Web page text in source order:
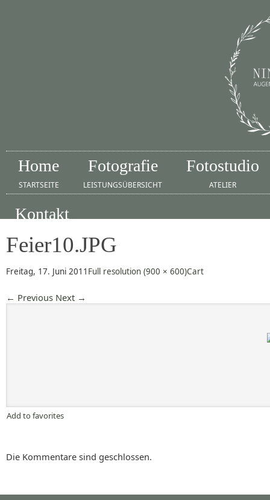
Home
STARTSEITE
Fotografie
LEISTUNGSÜBERSICHT
Fotostudio
ATELIER
Kontakt
Feier10.JPG
Freitag, 17. Juni 2011 Full resolution (900 × 600)Cart
← Previous Next →
Add to favorites
Die Kommentare sind geschlossen.